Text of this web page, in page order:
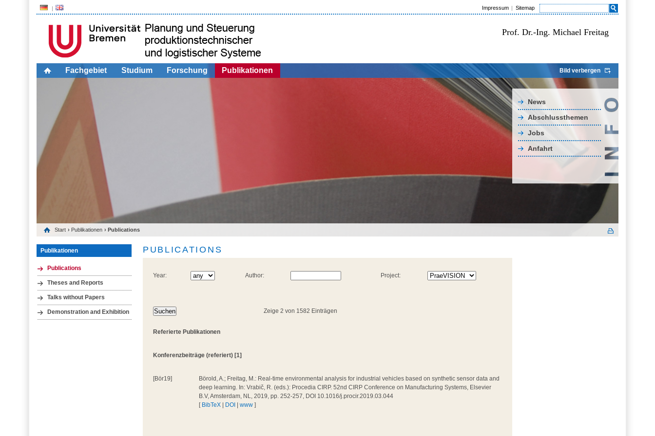
Impressum Sitemap
Prof. Dr.-Ing. Michael Freitag
Fachgebiet Studium Forschung Publikationen Bild verbergen
News
Abschlussthemen
Jobs
Anfahrt
Start › Publikationen › Publications
Publikationen
Publications
Theses and Reports
Talks without Papers
Demonstration and Exhibition
PUBLICATIONS
Year: Author: Project:
Zeige 2 von 1582 Einträgen
Referierte Publikationen
Konferenzbeiträge (referiert) [1]
[Bör19]
Börold, A.; Freitag, M.: Real-time environmental analysis for industrial vehicles based on synthetic sensor data and
deep learning. In: Vrabič, R. (eds.): Procedia CIRP. 52nd CIRP Conference on Manufacturing Systems, Elsevier
B.V, Amsterdam, NL, 2019, pp. 252-257, DOI 10.1016/j.procir.2019.03.044
[ BibTeX DOI |www ]